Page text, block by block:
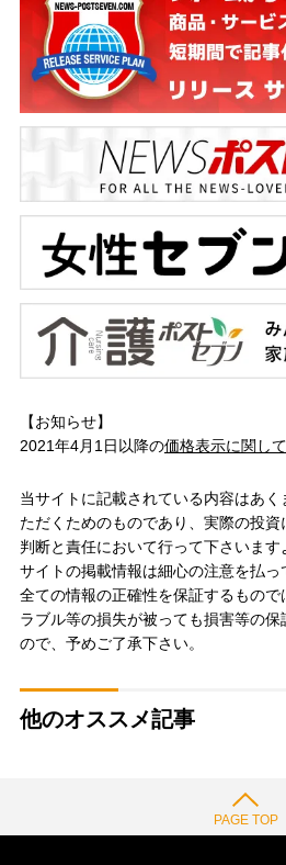
【お知らせ】
2021年4月1日以降の価格表示に関して
当サイトに記載されている内容はあ
ただくためのものであり、実際の投
判断と責任において行って下さいま
サイトの掲載情報は細心の注意を払
全ての情報の正確性を保証するもので
ラブル等の損失が被っても損害等の
ので、予めご了承下さい。
他のオススメ記事
PAGE TOP